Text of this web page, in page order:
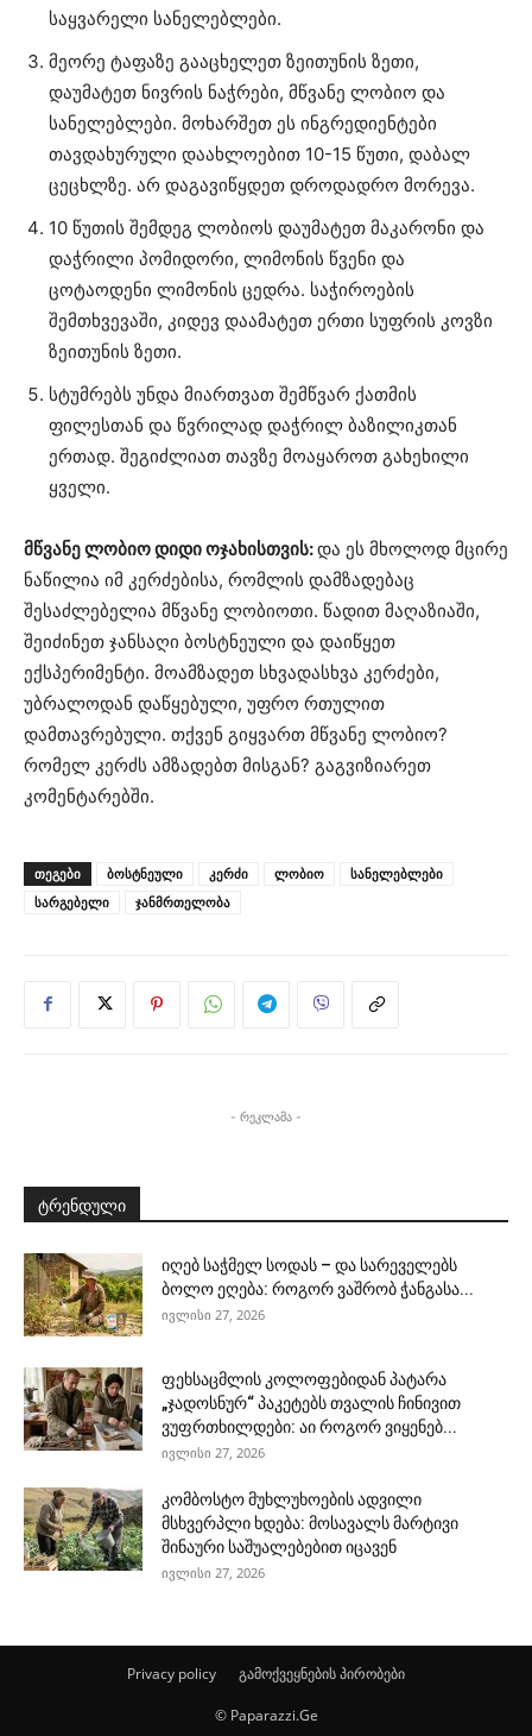
საყვარელი სანელებლები.
მეორე ტაფაზე გააცხელეთ ზეითუნის ზეთი,
დაუმატეთ ნივრის ნაჭრები, მწვანე ლობიო და
სანელებლები. მოხარშეთ ეს ინგრედიენტები
თავდახურული დაახლოებით 10-15 წუთი, დაბალ
ცეცხლზე. არ დაგავიწყდეთ დროდადრო მორევა.
10 წუთის შემდეგ ლობიოს დაუმატეთ მაკარონი და
დაჭრილი პომიდორი, ლიმონის წვენი და
ცოტაოდენი ლიმონის ცედრა. საჭიროების
შემთხვევაში, კიდევ დაამატეთ ერთი სუფრის კოვზი
ზეითუნის ზეთი.
სტუმრებს უნდა მიართვათ შემწვარ ქათმის
ფილესთან და წვრილად დაჭრილ ბაზილიკთან
ერთად. შეგიძლიათ თავზე მოაყაროთ გახეხილი
ყველი.
მწვანე ლობიო დიდი ოჯახისთვის:და ეს მხოლოდ მცირე
ნაწილია იმ კერძებისა, რომლის დამზადებაც
შესაძლებელია მწვანე ლობიოთი. წადით მაღაზიაში,
შეიძინეთ ჯანსაღი ბოსტნეული და დაიწყეთ
ექსპერიმენტი. მოამზადეთ სხვადასხვა კერძები,
უბრალოდან დაწყებული, უფრო რთულით
დამთავრებული. თქვენ გიყვართ მწვანე ლობიო?
რომელ კერძს ამზადებთ მისგან? გაგვიზიარეთ
კომენტარებში.
ᲗᲔᲒᲔᲑᲘ ბოსტნეული კერძი ლობიო
სანელებლები
სარგებელი
ჯანმრთელობა
- რეკლამა -
ტრენდული
იღებ საჭმელ სოდას – და სარეველებს
ბოლო ეღება: როგორ ვაშრობ ჭანგასა...
ივლისი 27, 2026
ფეხსაცმლის კოლოფებიდან პატარა
„ჯადოსნურ“ პაკეტებს თვალის ჩინივით
ვუფრთხილდები: აი როგორ ვიყენებ...
ივლისი 27, 2026
კომბოსტო მუხლუხოების ადვილი
მსხვერპლი ხდება: მოსავალს მარტივი
შინაური საშუალებებით იცავენ
ივლისი 27, 2026
Privacy policy გამოქვეყნების პირობები
© Paparazzi.Ge